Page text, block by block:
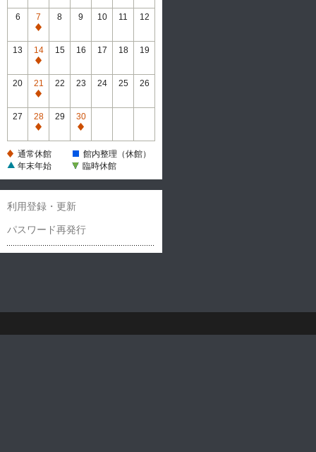
6
7
通
常
休
館
8 9 10 11 12
13
14
通
常
休
館
15 16 17 18 19
20
21
通
常
休
館
22 23 24 25 26
27
28
通
休
29
30
通
休
通常休館
館内整理（休館）
年末年始
臨時休館
利用登録・更新
パスワード再発行